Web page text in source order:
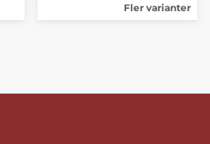
Fler varianter